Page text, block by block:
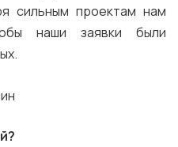
сильным проектам нам
наши заявки были